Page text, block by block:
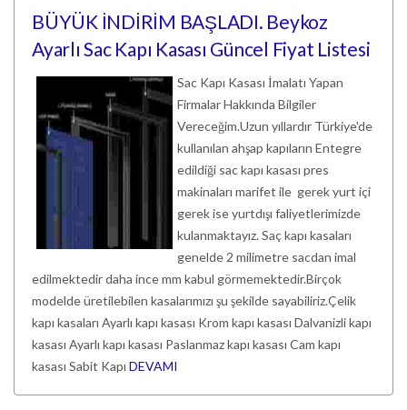
BÜYÜK İNDİRİM BAŞLADI. Beykoz
Ayarlı Sac Kapı Kasası Güncel Fiyat Listesi
Sac Kapı Kasası İmalatı Yapan
Firmalar Hakkında Bilgiler
Vereceğim.Uzun yıllardır Türkiye'de
kullanılan ahşap kapıların Entegre
edildiği sac kapı kasası pres
makinaları marifet ile gerek yurt içi
gerek ise yurtdışı faliyetlerimizde
kulanmaktayız. Saç kapı kasaları
genelde 2 milimetre sacdan imal
edilmektedir daha ince mm kabul görmemektedir.Birçok
modelde üretilebilen kasalarımızı şu şekilde sayabiliriz.Çelik
kapı kasaları Ayarlı kapı kasası Krom kapı kasası Dalvanizli kapı
kasası Ayarlı kapı kasası Paslanmaz kapı kasası Cam kapı
kasası Sabit Kapı DEVAMI